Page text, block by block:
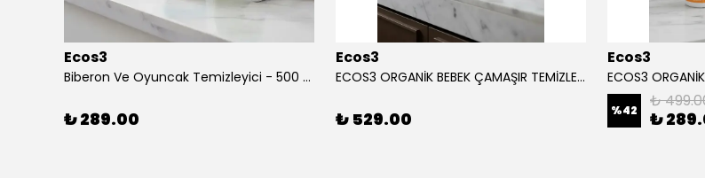
Ecos3
Biberon Ve Oyuncak Temizleyici - 500 ml
₺ 289.00
Ecos3
ECOS3 ORGANİK BEBEK ÇAMAŞIR TEMİZLEYİCİ (1050 ML - 30 Yıkama)
₺ 529.00
Ecos3
%42 ₺
₺